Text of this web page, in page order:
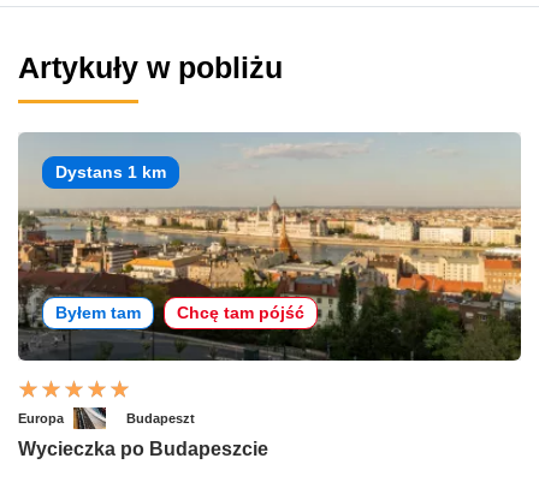
Artykuły w pobliżu
Dystans 1 km
Byłem tam Chcę tam pójść
Europa Budapeszt
Wycieczka po Budapeszcie